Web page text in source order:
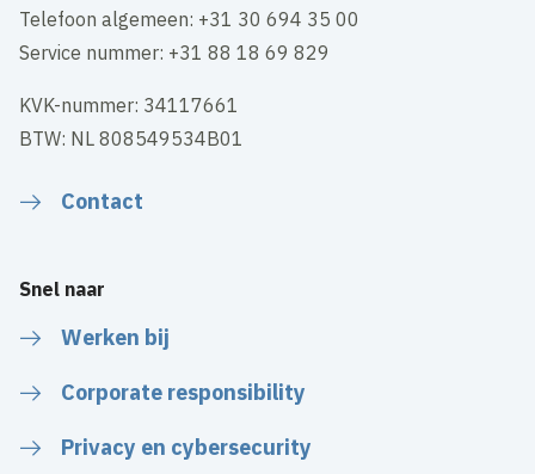
Telefoon algemeen: +31 30 694 35 00
Service nummer: +31 88 18 69 829
KVK-nummer: 34117661
BTW: NL 808549534B01
Contact
Snel naar
Werken bij
Corporate responsibility
Privacy en cybersecurity